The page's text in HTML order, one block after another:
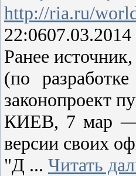
http://ria.ru/
22:0607.03.2014
Ранее
(по
законопроект
КИЕВ, 7 мар —
версии своих
"Д ... Читать